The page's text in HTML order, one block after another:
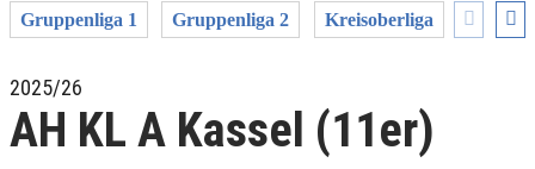
Gruppenliga 1 Gruppenliga 2 Kreisoberliga
2025/26
AH KL A Kassel (11er)